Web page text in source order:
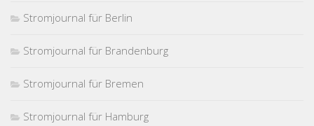
Stromjournal für Berlin
Stromjournal für Brandenburg
Stromjournal für Bremen
Stromjournal für Hamburg